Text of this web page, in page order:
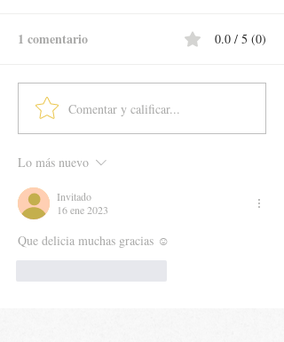
1 comentario 0.0 / 5 (0)
Comentar y calificar...
Lo más nuevo
Invitado
16 ene 2023
Que delicia muchas gracias ☺️